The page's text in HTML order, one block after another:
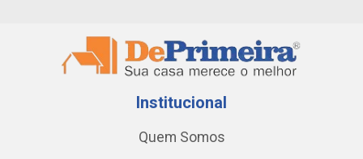
Institucional
Quem Somos